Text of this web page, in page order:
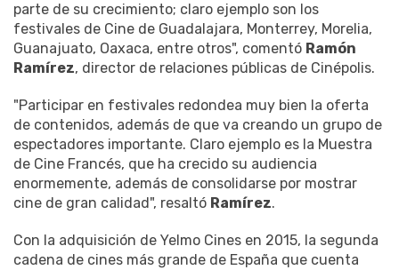
parte de su crecimiento; claro ejemplo son los
festivales de Cine de Guadalajara, Monterrey, Morelia,
Guanajuato, Oaxaca, entre otros", comentó Ramón
Ramírez, director de relaciones públicas de Cinépolis.
"Participar en festivales redondea muy bien la oferta
de contenidos, además de que va creando un grupo de
espectadores importante. Claro ejemplo es la Muestra
de Cine Francés, que ha crecido su audiencia
enormemente, además de consolidarse por mostrar
cine de gran calidad", resaltó Ramírez.
Con la adquisición de Yelmo Cines en 2015, la segunda
cadena de cines más grande de España que cuenta